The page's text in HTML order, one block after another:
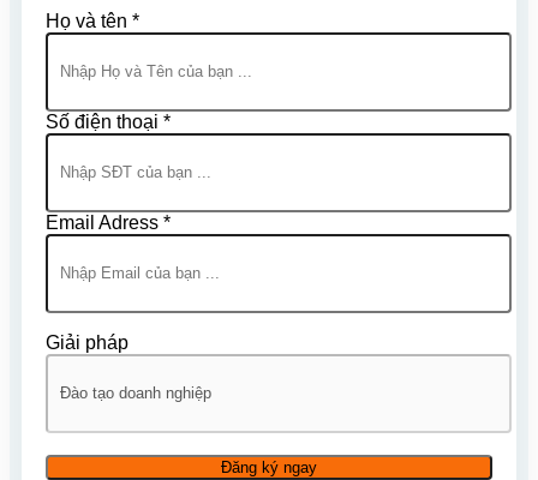
Họ và tên *
Số điện thoại *
Email Adress *
Giải pháp